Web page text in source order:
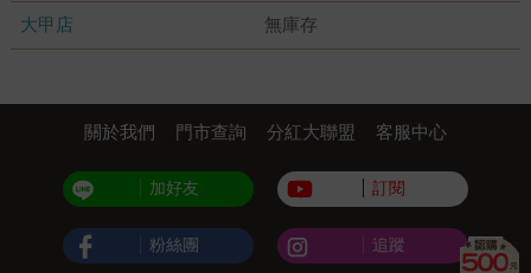
大甲店 無庫存
關於我們 門市查詢 分紅大聯盟 客服中心
加好友 訂閱
粉絲團 追蹤